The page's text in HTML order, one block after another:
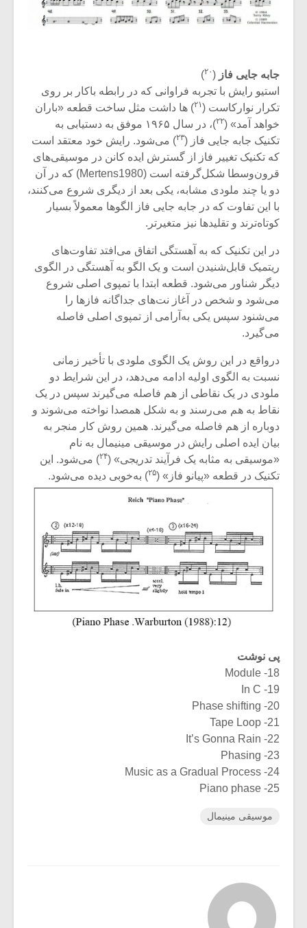
جابه جایی فاز (۲۰)
استیو رایش با تجربه فراوانی که در رابطه باکار بر روی
تکرار نوارکاست (۲۱) ها داشت مثل ساخت قطعه «باران
خواهد آمد» (۲۲
)، در سال ۱۹۶۵ موفق به دستیابی به
تکنیک جابه جایی فاز (۲۳) می‌شود. رایش خود معتقد است
که تکنیک تغییر فاز از گسترش ایده کانن در موسیقی‌های
قرون‌وسطا شکل‌گرفته است (Mertens1980) که در آن
دو یا چند ملودی مشابه، یکی بعد از دیگری شروع می‌کنند،
با این تفاوت که در جابه جایی فاز الگوها معمولاً بسیار
کوتاه‌ترند و تقلیدها نیز متغیرتر.
در این تکنیک که به آهستگی اتفاق می‌افتد تفاوت‌های
ریتمیک قابل‌شنیدن است و یک الگو به آهستگی در الگوی
دیگر شناور می‌شود. قطعه ابتدا با تمپوی اصلی شروع
می‌شود و شخص در آغاز نت‌های جداگانه فازها را
می‌شنود سپس یکی به‌آرامی از تمپوی اصلی فاصله
می‌گیرد.
درواقع در این روش یک الگوی ملودی با تأخیر زمانی
نسبت به الگوی اولیه ادامه می‌دهد، در این شرایط دو
ملودی در یک نقاطی از هم فاصله می‌گیرند سپس در یک
نقاط به هم می‌رسند و به شکل همصدا نواخته می‌شوند و
دوباره از هم فاصله می‌گیرند. همین روش کار منجر به
بیان ایده اصلی رایش در موسیقی مینیمال به نام
«موسیقی به مثابه یک فرآیند تدریجی» (۲۴) می‌شود. این
تکنیک در قطعه «پیانو فاز» (۲۵) به‌خوبی دیده می‌شود.
پی نوشت
18- Module
19- In C
20- Phase shifting
21- Tape Loop
22- It’s Gonna Rain
23- Phasing
24- Music as a Gradual Process
25- Piano phase
موسیقی مینیمال
شیش و نیم»
بدنام ترین باش
موسیقی
برگزار